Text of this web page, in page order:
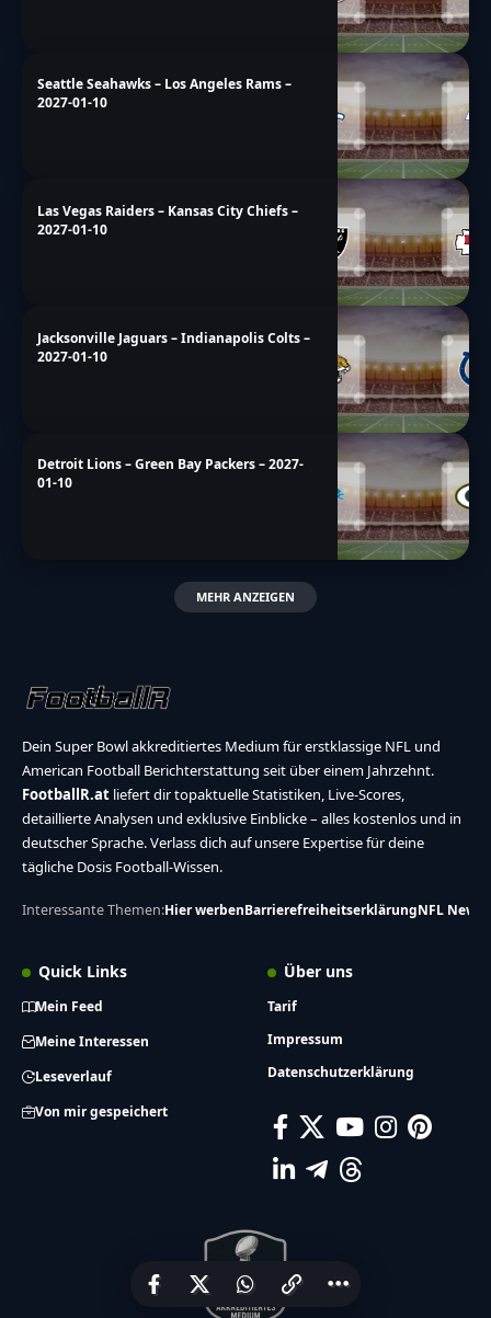
Seattle Seahawks – Los Angeles Rams –
2027-01-10
Las Vegas Raiders – Kansas City Chiefs –
2027-01-10
Jacksonville Jaguars – Indianapolis Colts –
2027-01-10
Detroit Lions – Green Bay Packers – 2027-
01-10
MEHR ANZEIGEN
Dein Super Bowl akkreditiertes Medium für erstklassige NFL und
American Football Berichterstattung seit über einem Jahrzehnt.
FootballR.at liefert dir topaktuelle Statistiken, Live-Scores,
detaillierte Analysen und exklusive Einblicke – alles kostenlos und in
deutscher Sprache. Verlass dich auf unsere Expertise für deine
tägliche Dosis Football-Wissen.
Interessante Themen:Hier werbenBarrierefreiheitserklärungNFL News
Quick Links
Mein Feed
Meine Interessen
Leseverlauf
Von mir gespeichert
Über uns
Tarif
Impressum
Datenschutzerklärung